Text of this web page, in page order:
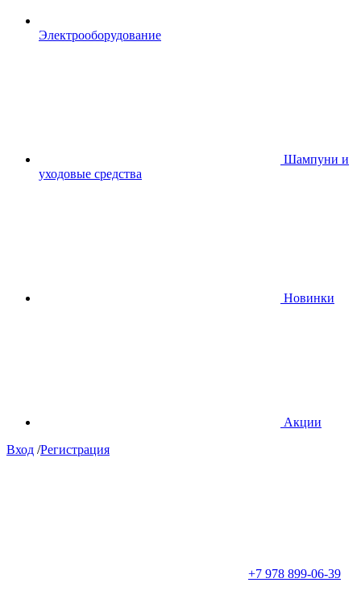
Электрооборудование
Шампуни и
уходовые средства
Новинки
Акции
Вход /Регистрация
+7 978 899-06-39